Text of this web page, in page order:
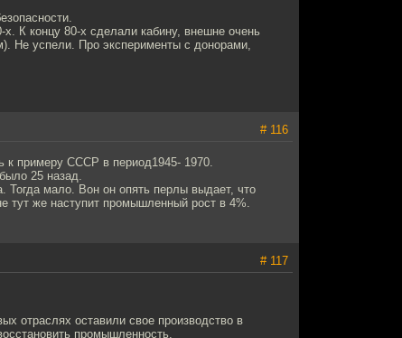
х. К концу 80-х сделали кабину, внешне очень
Не успели. Про эксперименты с донорами,
# 116
к примеру СССР в период1945- 1970.
25 назад.
Тогда мало. Вон он опять перлы выдает, что
тут же наступит промышленный рост в 4%.
# 117
отраслях оставили свое производство в
промышленность.